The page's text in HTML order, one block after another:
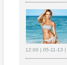
12:00 | 05-11-13 |